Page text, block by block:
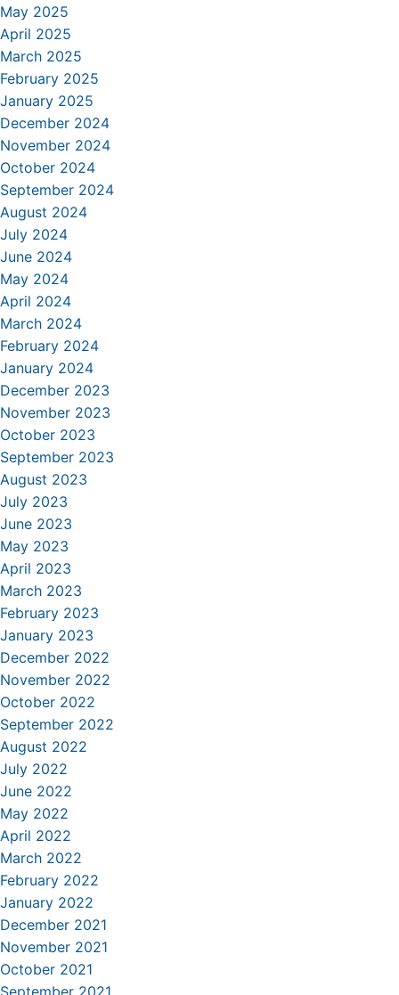
May 2025
April 2025
March 2025
February 2025
January 2025
December 2024
November 2024
October 2024
September 2024
August 2024
July 2024
June 2024
May 2024
April 2024
March 2024
February 2024
January 2024
December 2023
November 2023
October 2023
September 2023
August 2023
July 2023
June 2023
May 2023
April 2023
March 2023
February 2023
January 2023
December 2022
November 2022
October 2022
September 2022
August 2022
July 2022
June 2022
May 2022
April 2022
March 2022
February 2022
January 2022
December 2021
November 2021
October 2021
September 2021